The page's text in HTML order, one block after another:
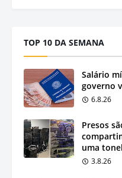
TOP 10 DA SEMANA
Salário
governo
6.8.26
Presos
uma
3.8.26